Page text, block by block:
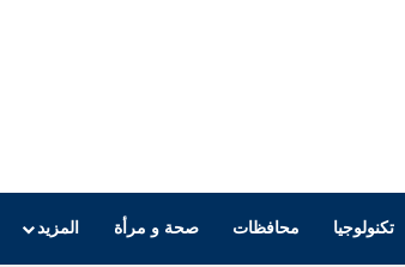
تكنولوجيا محافظات صحة و مرأة المزيد